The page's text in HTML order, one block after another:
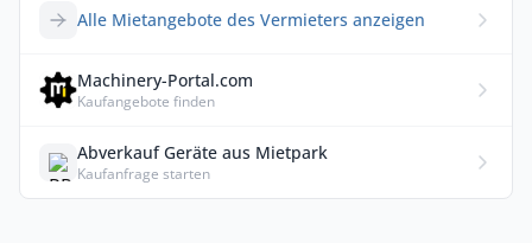
Alle Mietangebote des Vermieters anzeigen
Machinery-Portal.com
Kaufangebote finden
Abverkauf Geräte aus Mietpark
Kaufanfrage starten